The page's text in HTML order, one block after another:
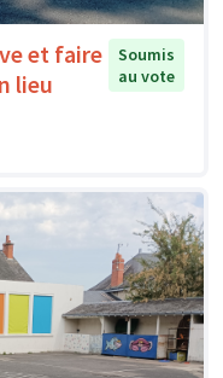
et faire
lieu
Soumis
au vote